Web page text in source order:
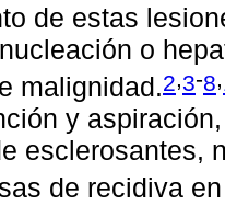
de estas
o
malignidad.2 3-8
y
esclerosantes,
de recidiva